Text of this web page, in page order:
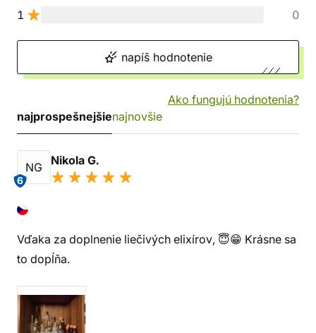
1
0
napíš hodnotenie
Ako fungujú hodnotenia?
najprospešnejšienajnovšie
NG
6
Nikola G.
Vďaka za doplnenie liečivých elixírov, 😇😁 Krásne sa
to dopĺňa.